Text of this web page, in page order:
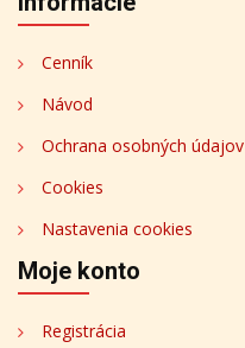
Cenník
Návod
Ochrana osobných údajov
Cookies
Nastavenia cookies
Moje konto
Registrácia